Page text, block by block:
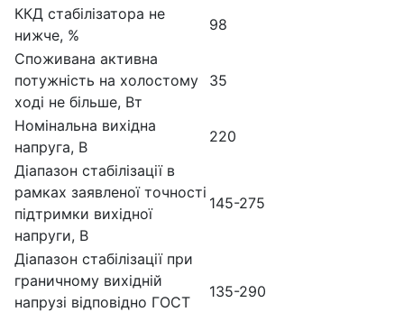
ККД стабілізатора не
нижче, %
98
Споживана активна
потужність на холостому
ході не більше, Вт
35
Номінальна вихідна
напруга, В
220
Діапазон стабілізації в
рамках заявленої точності
підтримки вихідної
напруги, В
145-275
Діапазон стабілізації при
граничному вихідній
напрузі відповідно ГОСТ
135-290